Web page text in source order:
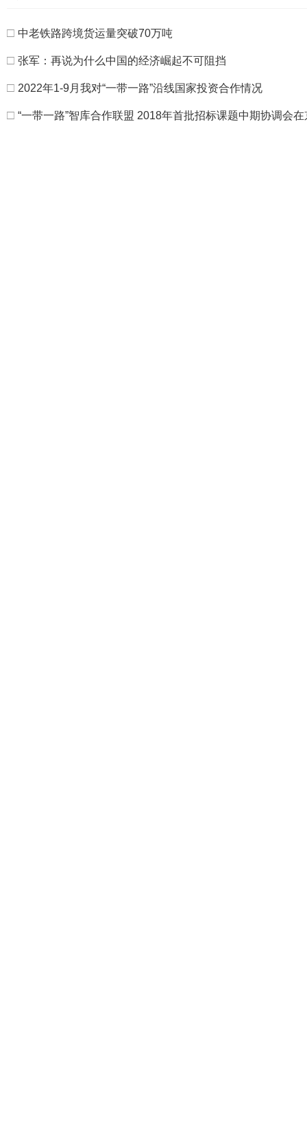
□ 中老铁路跨境货运量突破70万吨
□ 张军：再说为什么中国的经济崛起不可阻挡
□ 2022年1-9月我对“一带一路”沿线国家投资合作情况
□ “一带一路”智库合作联盟 2018年首批招标课题中期协调会